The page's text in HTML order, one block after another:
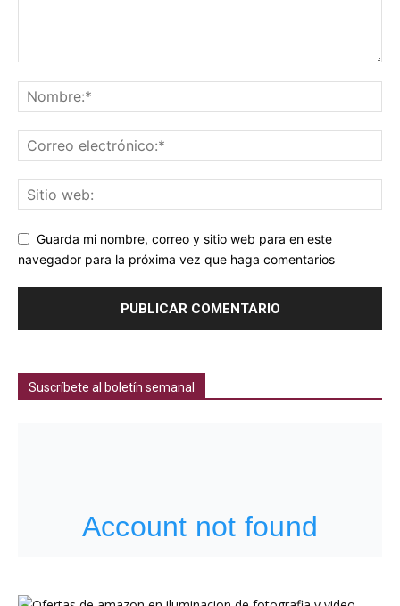
Guarda mi nombre, correo y sitio web para en este
navegador para la próxima vez que haga comentarios
Suscríbete al boletín semanal